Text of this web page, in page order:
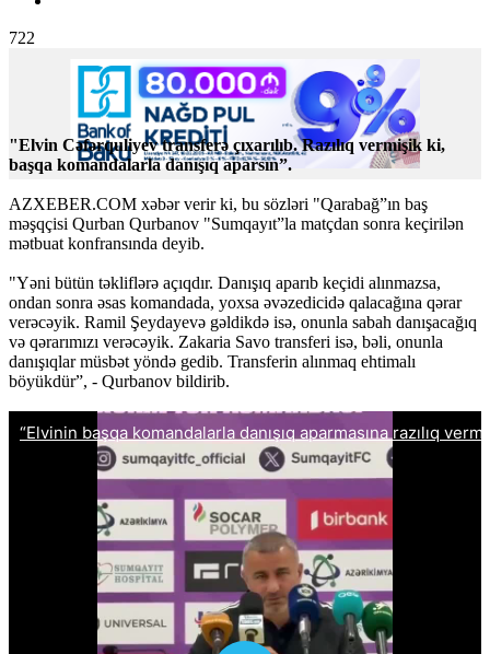
722
"Elvin Cəfərquliyev transferə çıxarılıb. Razılıq vermişik ki,
başqa komandalarla danışıq aparsın”.
AZXEBER.COM xəbər verir ki, bu sözləri "Qarabağ”ın baş
məşqçisi Qurban Qurbanov "Sumqayıt”la matçdan sonra keçirilən
mətbuat konfransında deyib.
"Yəni bütün təkliflərə açıqdır. Danışıq aparıb keçidi alınmazsa,
ondan sonra əsas komandada, yoxsa əvəzedicidə qalacağına qərar
verəcəyik. Ramil Şeydayevə gəldikdə isə, onunla sabah danışacağıq
və qərarımızı verəcəyik. Zakaria Savo transferi isə, bəli, onunla
danışıqlar müsbət yöndə gedib. Transferin alınmaq ehtimalı
böyükdür”, - Qurbanov bildirib.